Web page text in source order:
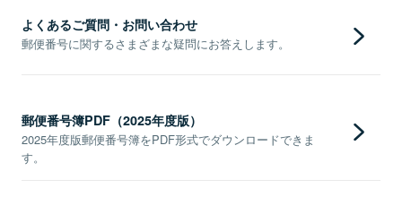
よくあるご質問・お問い合わせ
郵便番号に関するさまざまな疑問にお答えします。
郵便番号簿PDF（2025年度版）
2025年度版郵便番号簿をPDF形式でダウンロードできま
す。